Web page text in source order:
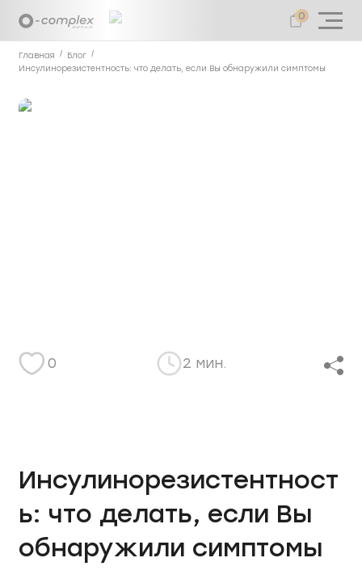
0
Главная
Блог
Инсулинорезистентность: что делать, если Вы обнаружили симптомы
0 2 мин.
Инсулинорезистентност
ь: что делать, если Вы
обнаружили симптомы